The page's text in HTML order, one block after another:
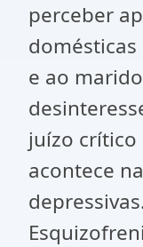
perceber
e ao
juízo crítico
acontece